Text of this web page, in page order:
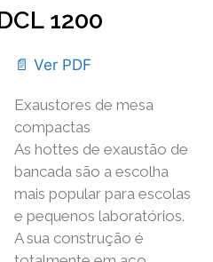
1200
📄 Ver PDF
Exaustores de mesa
compactas
As hottes de exaustão de
bancada são a escolha
mais popular para escolas
e pequenos laboratórios.
A sua construção é